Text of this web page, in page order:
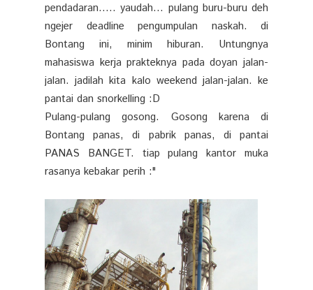
pendadaran..... yaudah... pulang buru-buru deh
ngejer deadline pengumpulan naskah. di
Bontang ini, minim hiburan. Untungnya
mahasiswa kerja prakteknya pada doyan jalan-
jalan. jadilah kita kalo weekend jalan-jalan. ke
pantai dan snorkelling :D
Pulang-pulang gosong. Gosong karena di
Bontang panas, di pabrik panas, di pantai
PANAS BANGET. tiap pulang kantor muka
rasanya kebakar perih :"